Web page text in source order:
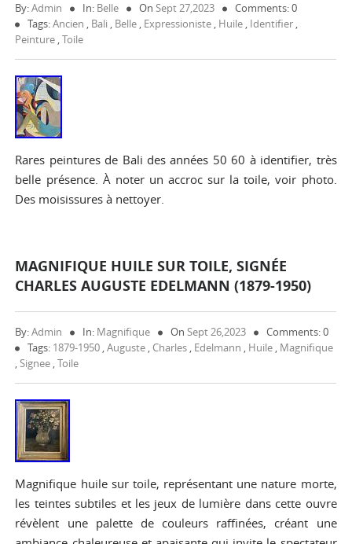
By:Admin In: Belle OnSept 27,2023
Comments: 0
Tags:Ancien , Bali , Belle , Expressioniste , Huile , Identifier ,
Peinture ,Toile
Rares peintures de Bali des années 50 60 à identifier, très
belle présence. À noter un accroc sur la toile, voir photo.
Des moisissures à nettoyer.
MAGNIFIQUE HUILE SUR TOILE, SIGNÉE
CHARLES AUGUSTE EDELMANN (1879-1950)
By:Admin In: Magnifique OnSept 26,2023
Comments: 0
Tags: 1879-1950 ,Auguste , Charles , Edelmann , Huile , Magnifique
,Signee ,Toile
Magnifique huile sur toile, représentant une nature morte,
les teintes subtiles et les jeux de lumière dans cette ouvre
révèlent une palette de couleurs raffinées, créant une